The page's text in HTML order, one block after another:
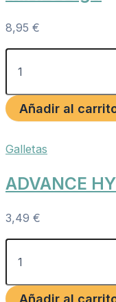
8,95 €
Añadir al
Galletas
ADVANCE
3,49 €
Añadir al